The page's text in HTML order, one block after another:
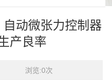
动微张力控制器
产良率
浏览:0次